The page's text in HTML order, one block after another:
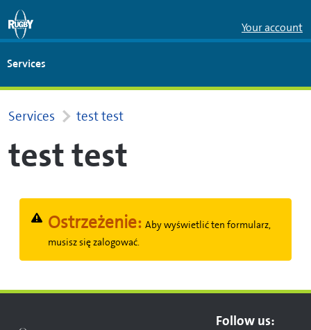
Skip to Main Content
Your account
Services
Services test test
test test
Ostrzeżenie: Aby wyświetlić ten formularz,
musisz się zalogować.
Follow us: